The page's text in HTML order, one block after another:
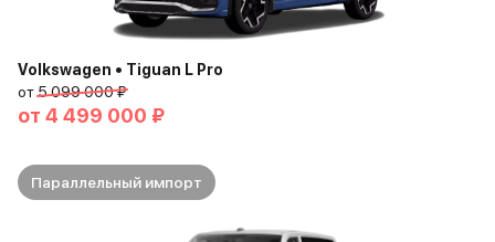
Volkswagen • Tiguan L Pro
от5 099 000 ₽
от 4 499 000 ₽
Параллельный импорт